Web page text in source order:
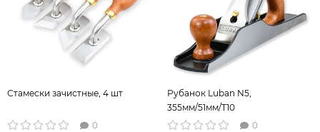
Стамески зачистные, 4 шт
0
Рубанок Luban N5,
355мм/51мм/T10
0